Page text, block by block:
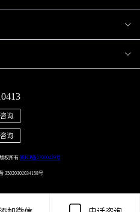
询
询
权所有 闽ICP备17000429号
35020302034158号